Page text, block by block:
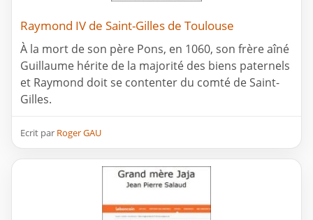
Raymond IV de Saint-Gilles de Toulouse
À la mort de son père Pons, en 1060, son frère aîné
Guillaume hérite de la majorité des biens paternels
et Raymond doit se contenter du comté de Saint-
Gilles.
Ecrit par Roger GAU